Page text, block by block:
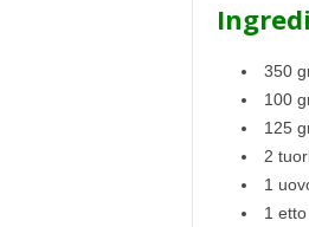
350
100
125
2
1
1